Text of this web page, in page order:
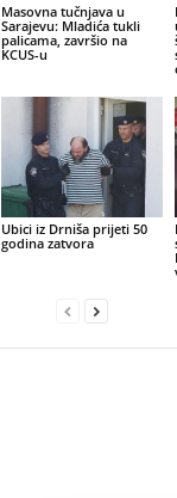
Masovna tučnjava u
Sarajevu: Mladića tukli
palicama, završio na
KCUS-u
Ubici iz Drniša prijeti 50
godina zatvora